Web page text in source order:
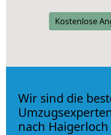
Kostenlose
Wir sind die
nach Haigerloch